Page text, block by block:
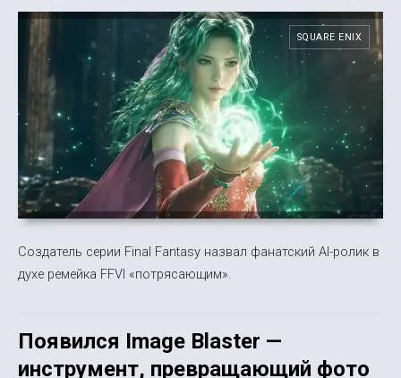
SQUARE ENIX
Создатель серии Final Fantasy назвал фанатский AI-ролик в
духе ремейка FFVI «потрясающим».
Появился Image Blaster —
инструмент, превращающий фото